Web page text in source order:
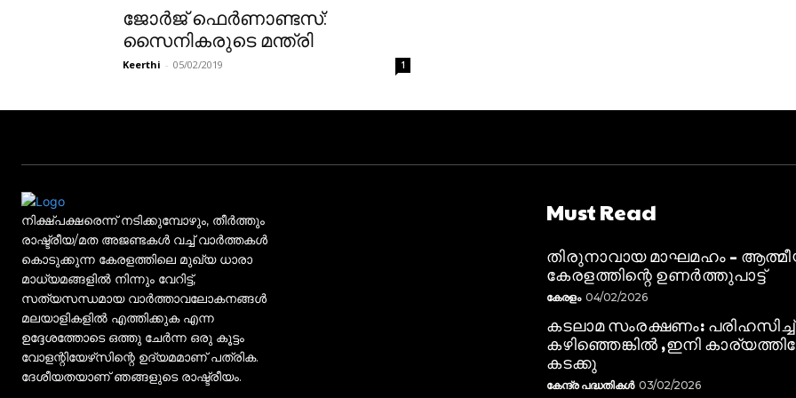
ജോർജ് ഫെർണാണ്ടസ്:
സൈനികരുടെ മന്ത്രി
Keerthi - 05/02/2019 1
നിക്ഷ്പക്ഷരെന്ന് നടിക്കുമ്പോഴും, തീർത്തും
രാഷ്ട്രീയ/മത അജണ്ടകൾ വച്ച് വാർത്തകൾ
കൊടുക്കുന്ന കേരളത്തിലെ മുഖ്യ ധാരാ
മാധ്യമങ്ങളിൽ നിന്നും വേറിട്ട്,
സത്യസന്ധമായ വാർത്താവലോകനങ്ങൾ
മലയാളികളിൽ എത്തിക്കുക എന്ന
ഉദ്ദേശത്തോടെ ഒത്തു ചേർന്ന ഒരു കൂട്ടം
വോളന്റിയേഴ്‌സിന്റെ ഉദ്യമമാണ് പത്രിക.
ദേശീയതയാണ് ഞങ്ങളുടെ രാഷ്ട്രീയം.
Must Read
തിരുനാവായ മാഘമഹം –
കേരളത്തിന്റെ ഉണർത്തുപാട്ട്
കേരളം 04/02/2026
കടലാമ സംരക്ഷണം: പരിഹസിച്ച്
കഴിഞ്ഞെങ്കിൽ ,ഇനി
കടക്കു
കേന്ദ്ര പദ്ധതികൾ 03/02/2026